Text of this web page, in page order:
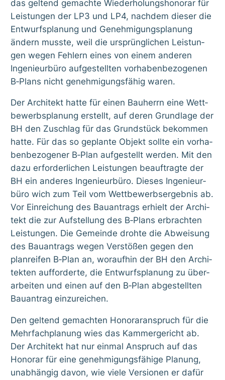
das gel­tend gemach­te Wie­der­ho­lungs­ho­no­rar für
Leis­tun­gen der LP3 und LP4, nach­dem die­ser die
Ent­wurfs­pla­nung und Geneh­mi­gungs­pla­nung
ändern muss­te, weil die ursprüng­li­chen Leis­tun­
gen wegen Feh­lern eines von einem ande­ren
Inge­nieur­bü­ro auf­ge­stell­ten vor­ha­ben­be­zo­ge­nen
B‑Plans nicht geneh­mi­gungs­fä­hig waren.
Der Archi­tekt hat­te für einen Bau­herrn eine Wett­
be­werbs­pla­nung erstellt, auf deren Grund­la­ge der
BH den Zuschlag für das Grund­stück bekom­men
hat­te. Für das so geplan­te Objekt soll­te ein vor­ha­
ben­be­zo­ge­ner B‑Plan auf­ge­stellt wer­den. Mit den
dazu erfor­der­li­chen Leis­tun­gen beauf­trag­te der
BH ein ande­res Inge­nieur­bü­ro. Die­ses Inge­nieur­
bü­ro wich zum Teil vom Wett­be­werbs­er­geb­nis ab.
Vor Ein­rei­chung des Bau­an­trags erhielt der Archi­
tekt die zur Auf­stel­lung des B‑Plans erbrach­ten
Leis­tun­gen. Die Gemein­de droh­te die Abwei­sung
des Bau­an­trags wegen Ver­stö­ßen gegen den
plan­rei­fen B‑Plan an, wor­auf­hin der BH den Archi­
tek­ten auf­for­der­te, die Ent­wurfs­pla­nung zu über­
ar­bei­ten und einen auf den B‑Plan abge­stell­ten
Bau­an­trag ein­zu­rei­chen.
Den gel­tend gemach­ten Hono­rar­an­spruch für die
Mehr­fach­pla­nung wies das Kam­mer­ge­richt ab.
Der Archi­tekt hat nur ein­mal Anspruch auf das
Hono­rar für eine geneh­mi­gungs­fä­hi­ge Pla­nung,
unab­hän­gig davon, wie vie­le Ver­sio­nen er dafür